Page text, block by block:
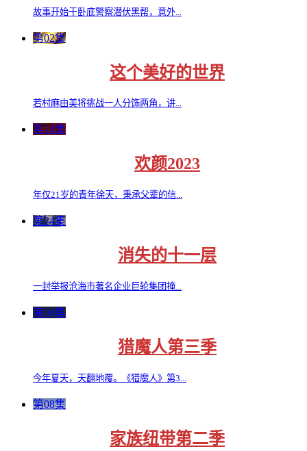
故事开始于卧底警察潜伏黑帮，意外...
第02集
这个美好的世界
若村麻由美将挑战一人分饰两角，讲...
第18集
欢颜2023
年仅21岁的青年徐天，秉承父辈的信...
第24集
消失的十一层
一封举报沧海市著名企业巨轮集团掩...
第08集
猎魔人第三季
今年夏天，天翻地覆。《猎魔人》第3...
第08集
家族纽带第二季